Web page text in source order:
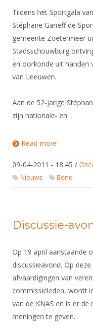
Tiidens het Sportgala
Stéphane Ganeff de
gemeente Zoetermeer
Stadsschouwburg
en oorkonde uit handen
van Leeuwen.
Aan de 52-jarige
zijn nationale- en
Read more
09-04-2011 - 18:45 /
Nieuws Bond
Discussie-
Op 19 april aanstaande
discussieavond. Op
afvaardigingen van
commissieleden, wordt
van de KNAS en is er
meningen te geven.